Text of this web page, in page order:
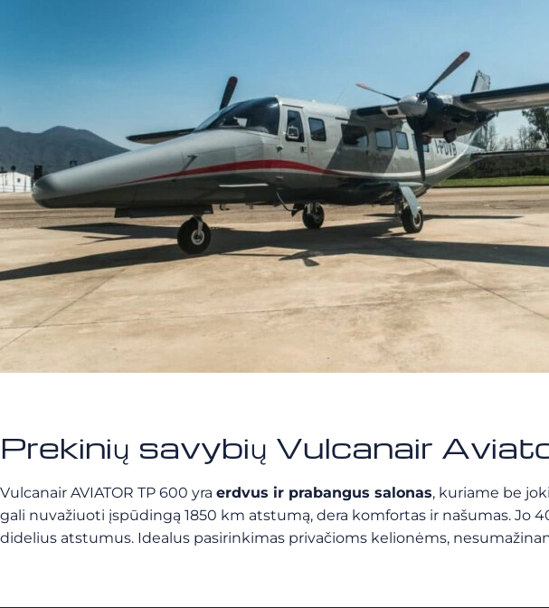
Prekinių savybių Vulcanair
Vulcanair AVIATOR TP 600 yra erdvus ir prabangus salonas, kuriame be
gali nuvažiuoti įspūdingą 1850 km atstumą, dera komfortas ir našumas.
didelius atstumus. Idealus pasirinkimas privačioms kelionėms,